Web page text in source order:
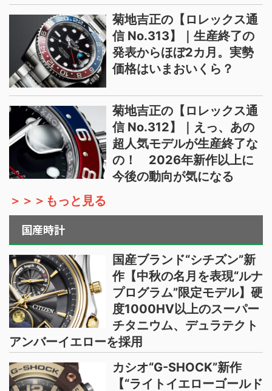
菊地吉正の【ロレックス通
信 No.313】｜生産終了の
発表からほぼ2カ月。実勢
価格はいまおいくら？
菊地吉正の【ロレックス通
信 No.312】｜えっ、あの
超人気モデルが生産終了な
の！ 2026年新作以上に
今後の動向が気になる
＞＞＞もっと見る
国産時計
国産ブランド“シチズン”新
作【中秋の名月を表現“ルナ
プログラム”限定モデル】硬
度1000HV以上のスーパー
チタニウム、デュラテクト
アンバーイエローを採用
カシオ“G-SHOCK”新作
【“ライトイエローゴールド